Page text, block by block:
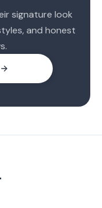
signature look
and honest